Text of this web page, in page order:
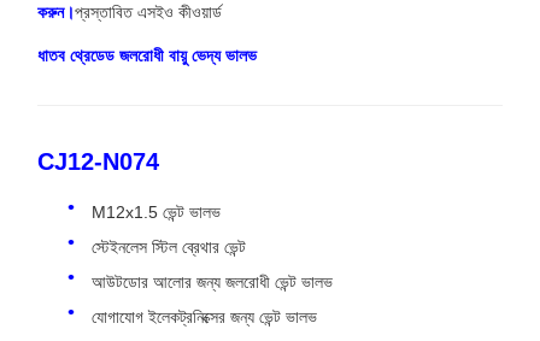
করুন।প্রস্তাবিত এসইও কীওয়ার্ড
ধাতব থ্রেডেড জলরোধী বায়ু ভেদ্য ভালভ
CJ12-N074
M12x1.5 ভেন্ট ভালভ
স্টেইনলেস স্টিল ব্রেথার ভেন্ট
আউটডোর আলোর জন্য জলরোধী ভেন্ট ভালভ
যোগাযোগ ইলেকট্রনিক্সের জন্য ভেন্ট ভালভ